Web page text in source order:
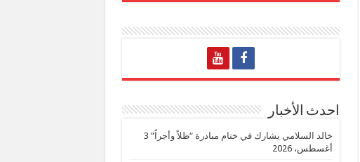
احدث الأخبار
خالد السلامي يشارك في ختام مبادرة “ظلاً وأجراً” 3
أغسطس، 2026